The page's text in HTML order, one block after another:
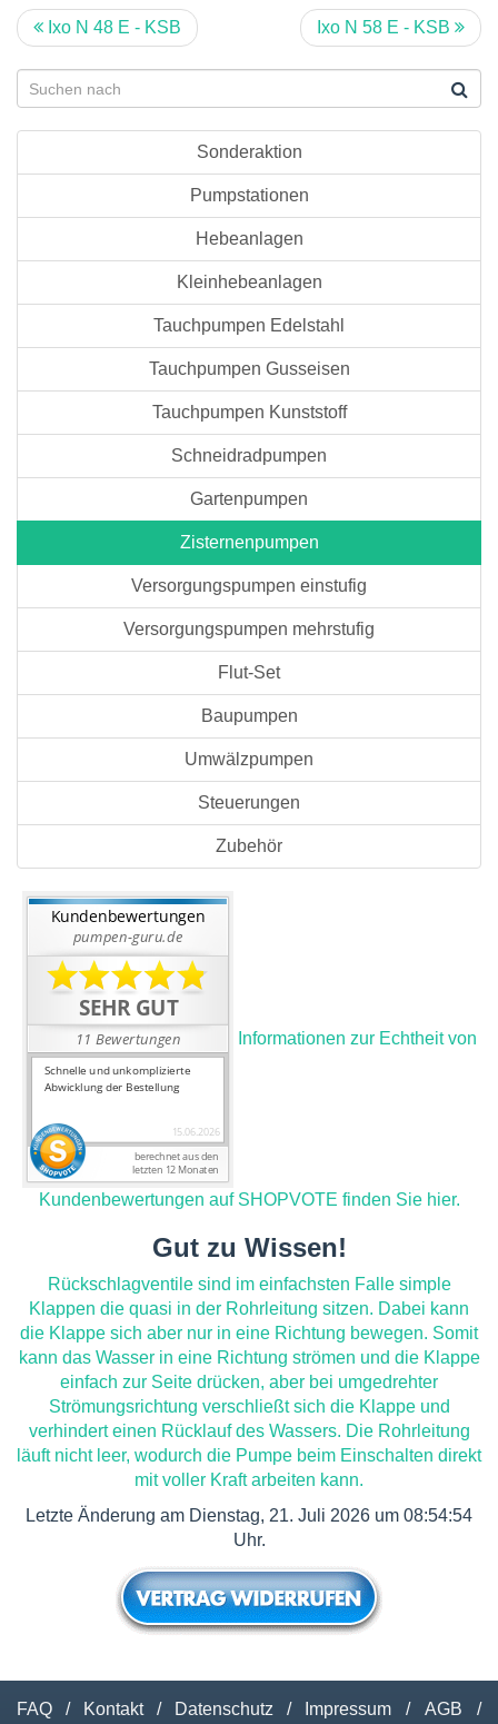
Ixo N 48 E - KSB Ixo N 58 E - KSB
Sonderaktion
Pumpstationen
Hebeanlagen
Kleinhebeanlagen
Tauchpumpen Edelstahl
Tauchpumpen Gusseisen
Tauchpumpen Kunststoff
Schneidradpumpen
Gartenpumpen
Zisternenpumpen
Versorgungspumpen einstufig
Versorgungspumpen mehrstufig
Flut-Set
Baupumpen
Umwälzpumpen
Steuerungen
Zubehör
Informationen zur Echtheit von
Kundenbewertungen auf SHOPVOTE finden Sie hier.
Gut zu Wissen!
Rückschlagventile sind im einfachsten Falle simple
Klappen die quasi in der Rohrleitung sitzen. Dabei kann
die Klappe sich aber nur in eine Richtung bewegen. Somit
kann das Wasser in eine Richtung strömen und die Klappe
einfach zur Seite drücken, aber bei umgedrehter
Strömungsrichtung verschließt sich die Klappe und
verhindert einen Rücklauf des Wassers. Die Rohrleitung
läuft nicht leer, wodurch die Pumpe beim Einschalten direkt
mit voller Kraft arbeiten kann.
Letzte Änderung am Dienstag, 21. Juli 2026 um 08:54:54
Uhr.
FAQ / Kontakt / Datenschutz / Impressum / AGB /